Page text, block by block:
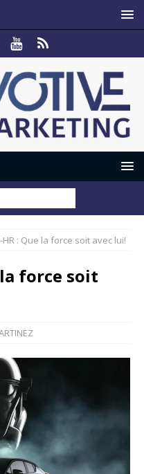
HR : Que la force soit avec lui!
la force soit